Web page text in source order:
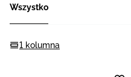
Wszystko
1 kolumna